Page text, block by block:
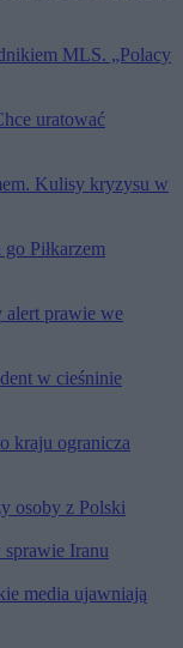
MLS. „Polacy
uratować
Kulisy kryzysu w
Piłkarzem
alert prawie we
w cieśninie
kraju ogranicza
osoby z Polski
Iranu
media ujawniają